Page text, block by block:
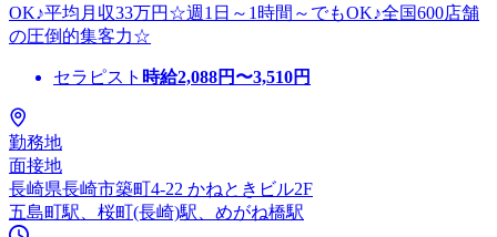
OK♪平均月収33万円☆週1日～1時間～でもOK♪全国600店舗
の圧倒的集客力☆
セラピスト 時給2,088円〜3,510円
勤務地
面接地
長崎県長崎市築町4-22 かねときビル2F
五島町駅、桜町(長崎)駅、めがね橋駅